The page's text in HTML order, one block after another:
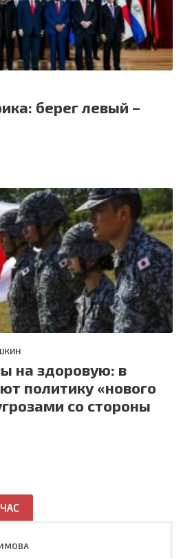
берег левый –
на здоровую: в
политику «нового
со стороны